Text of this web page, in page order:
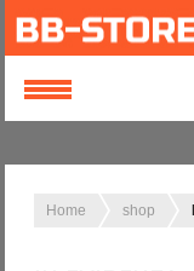
Home shop
Login